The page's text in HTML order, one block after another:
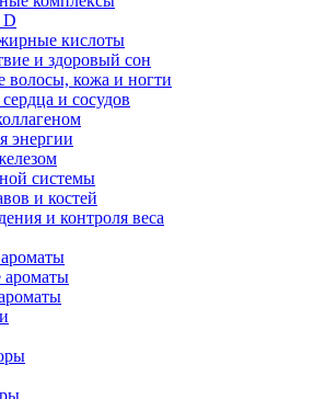
кислоты
и здоровый сон
волосы, кожа и ногти
и сосудов
энергии
системы
и костей
и контроля веса